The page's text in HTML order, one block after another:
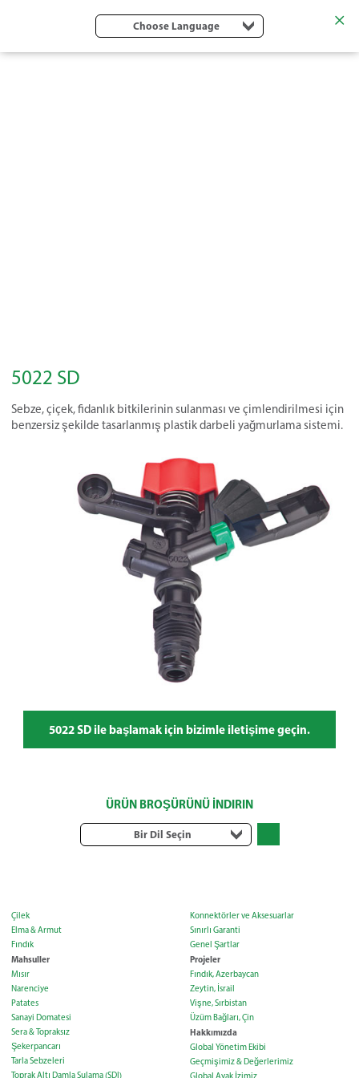
Choose Language
5022 SD
Sebze, çiçek, fidanlık bitkilerinin sulanması ve çimlendirilmesi için
benzersiz şekilde tasarlanmış plastik darbeli yağmurlama sistemi.
5022 SD ile başlamak için bizimle iletişime geçin.
ÜRÜN BROŞÜRÜNÜ İNDIRIN
Bir Dil Seçin
Çilek
Elma & Armut
Fındık
Mahsuller
Mısır
Narenciye
Patates
Sanayi Domatesi
Sera & Topraksız
Şekerpancarı
Tarla Sebzeleri
Toprak Altı Damla Sulama (SDI)
Konnektörler ve Aksesuarlar
Sınırlı Garanti
Genel Şartlar
Projeler
Fındık, Azerbaycan
Zeytin, İsrail
Vişne, Sırbistan
Üzüm Bağları, Çin
Hakkımızda
Global Yönetim Ekibi
Geçmişimiz & Değerlerimiz